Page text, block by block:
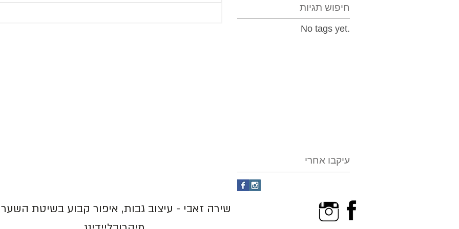
חיפוש תגיות
No tags yet.
עיקבו אחרי
שירה זאבי - עיצוב גבות, איפור קבוע בשיטת